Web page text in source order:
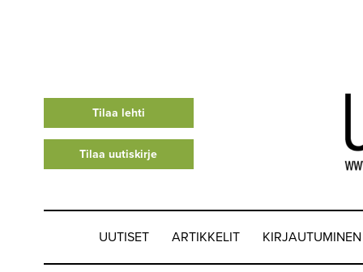
Tilaa lehti
Tilaa uutiskirje
UUTISET ARTIKKELIT KIRJAUTUMINEN